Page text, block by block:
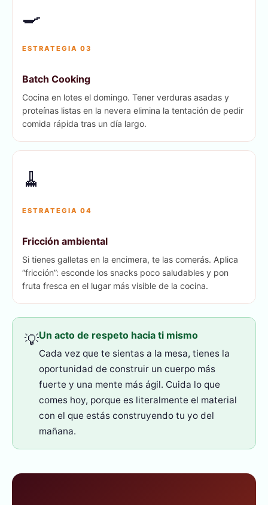
🍳
ESTRATEGIA 03
Batch Cooking
Cocina en lotes el domingo. Tener verduras asadas y
proteínas listas en la nevera elimina la tentación de pedir
comida rápida tras un día largo.
🧹
ESTRATEGIA 04
Fricción ambiental
Si tienes galletas en la encimera, te las comerás. Aplica
“fricción”: esconde los snacks poco saludables y pon
fruta fresca en el lugar más visible de la cocina.
💡Un acto de respeto hacia ti mismo
Cada vez que te sientas a la mesa, tienes la
oportunidad de construir un cuerpo más
fuerte y una mente más ágil. Cuida lo que
comes hoy, porque es literalmente el material
con el que estás construyendo tu yo del
mañana.